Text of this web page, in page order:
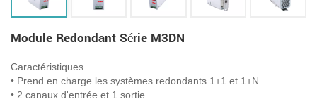
Module Redondant Série M3DN
Caractéristiques
• Prend en charge les systèmes redondants 1+1 et 1+N
• 2 canaux d'entrée et 1 sortie